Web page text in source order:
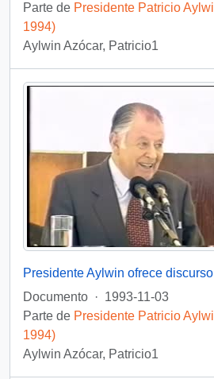
Parte de Presidente Patricio
1994)
Aylwin Azócar, Patricio1
Documento · 1993-11-03
Parte de Presidente Patricio
1994)
Aylwin Azócar, Patricio1